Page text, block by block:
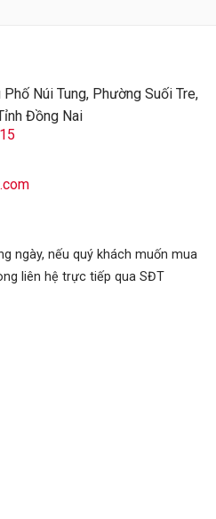
Núi Tung, Phường Suối Tre,
Đồng Nai
ngày, nếu quý khách muốn mua
liên hệ trực tiếp qua SĐT